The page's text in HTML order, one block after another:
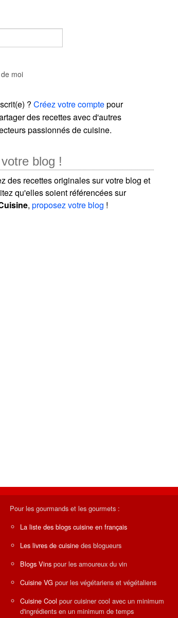
moi
?Créez votre comptepour
des recettes avec d'autres
passionnés de cuisine.
blog !
des recettes originales sur votre blog et
qu'elles soient référencées sur
,proposez votre blog !
Pour les gourmands et les gourmets :
La liste des blogs cuisine en français
Les livres de cuisine des blogueurs
Blogs Vins pour les amoureux du vin
Cuisine VG pour les végétariens et végétaliens
Cuisine Cool pour cuisiner cool avec un minimum
d'ingrédients en un minimum de temps